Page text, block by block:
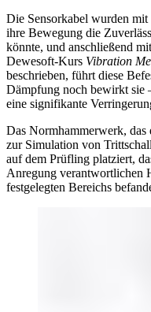
Die Sensorkabel wurden
ihre Bewegung die
könnte, und anschließend
Dewesoft-Kurs Vibration
beschrieben, führt diese
Dämpfung noch bewirkt sie
eine signifikante
Das Normhammerwerk,
zur Simulation von
auf dem Prüfling platziert,
Anregung verantwortlichen
festgelegten Bereichs